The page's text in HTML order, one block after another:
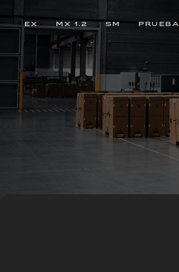
EX MX 1.2 SM PRUEBA